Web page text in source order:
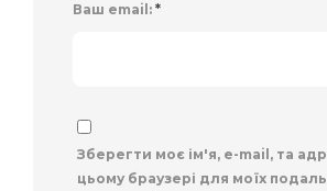
Ваш email: *
Зберегти моє ім'я, e-mail, та
цьому браузері для моїх